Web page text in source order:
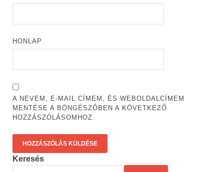
HONLAP
A NEVEM, E-MAIL CÍMEM, ÉS WEBOLDALCÍMEM
MENTÉSE A BÖNGÉSZŐBEN A KÖVETKEZŐ
HOZZÁSZÓLÁSOMHOZ.
Keresés